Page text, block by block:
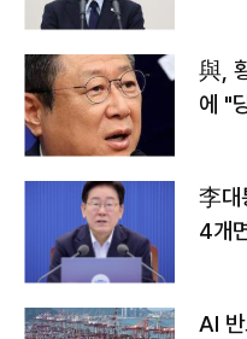
與,
에 "
李대
4개
AI